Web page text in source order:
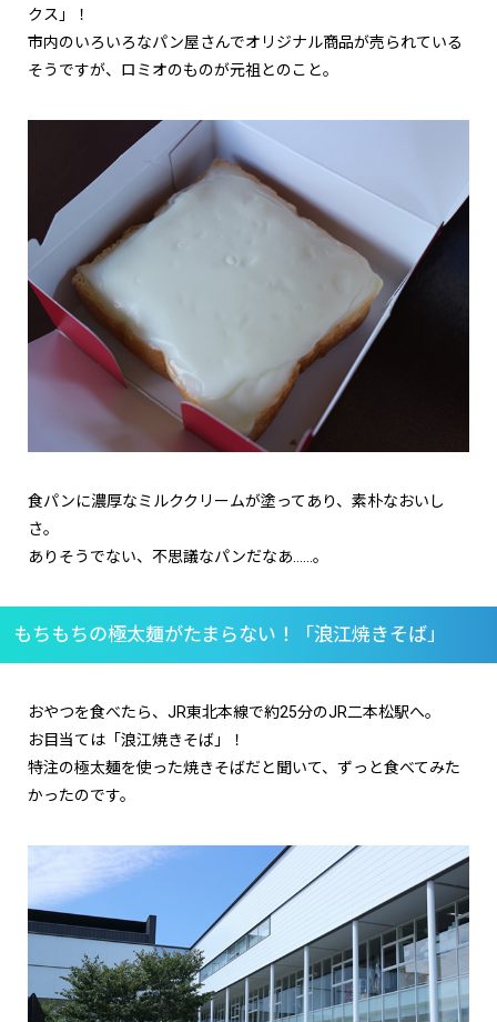
クス」！
市内のいろいろなパン屋さんでオリジナル商品が売られている
そうですが、ロミオのものが元祖とのこと。
食パンに濃厚なミルククリームが塗ってあり、素朴なおいし
さ。
ありそうでない、不思議なパンだなあ……。
もちもちの極太麺がたまらない！「浪江焼きそば」
おやつを食べたら、JR東北本線で約25分のJR二本松駅へ。
お目当ては「浪江焼きそば」！
特注の極太麺を使った焼きそばだと聞いて、ずっと食べてみた
かったのです。